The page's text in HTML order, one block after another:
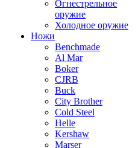
Огнестрельное
оружие
Холодное оружие
Ножи
Benchmade
Al Mar
Boker
CJRB
Buck
City Brother
Cold Steel
Helle
Kershaw
Marser